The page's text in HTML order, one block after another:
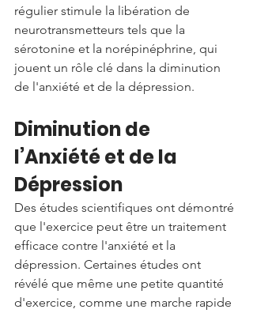
régulier stimule la libération de
neurotransmetteurs tels que la
sérotonine et la norépinéphrine, qui
jouent un rôle clé dans la diminution
de l'anxiété et de la dépression.
Diminution de
l’Anxiété et de la
Dépression
Des études scientifiques ont démontré
que l'exercice peut être un traitement
efficace contre l'anxiété et la
dépression. Certaines études ont
révélé que même une petite quantité
d'exercice, comme une marche rapide